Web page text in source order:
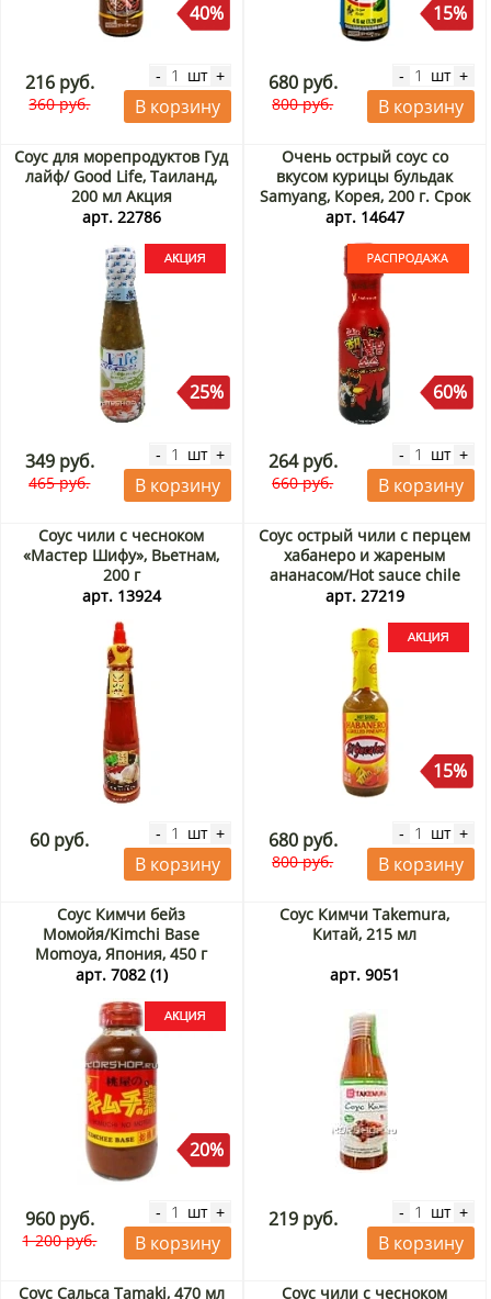
40%
216 руб.
360 руб.
- шт +
В корзину
15%
680 руб.
800 руб.
- шт +
В корзину
Соус для морепродуктов Гуд
лайф/ Good Life, Таиланд,
200 мл Акция
арт. 22786
25%
349 руб.
465 руб.
- шт +
В корзину
Очень острый соус со
вкусом курицы бульдак
Samyang, Корея, 200 г. Срок
до 03.09.2026. Распродажа
арт. 14647
60%
264 руб.
660 руб.
- шт +
В корзину
Соус чили с чесноком
«Мастер Шифу», Вьетнам,
200 г
арт. 13924
60 руб. - шт +
В корзину
Соус острый чили с перцем
хабанеро и жареным
ананасом/Hot sauce chile
habanero & grilled pineapple
мл Акция
арт. 27219
15%
680 руб.
800 руб.
- шт +
В корзину
Соус Кимчи бейз
Момойя/Kimchi Base
Momoya, Япония, 450 г
Акция
арт. 7082 (1)
20%
960 руб.
1 200 руб.
- шт +
В корзину
Соус Кимчи Takemura,
Китай, 215 мл
арт. 9051
219 руб. - шт +
В корзину
Соус Сальса Tamaki, 470 мл Соус чили с чесноком